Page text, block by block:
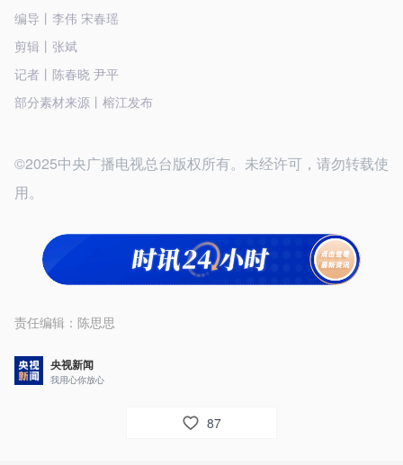
编导丨李伟 宋春瑶
剪辑丨张斌
记者丨陈春晓 尹平
部分素材来源丨榕江发布
©2025中央广播电视总台版权所有。未经许可，请勿转载使
用。
责任编辑： 陈思思
央视新闻
我用心你放心
87